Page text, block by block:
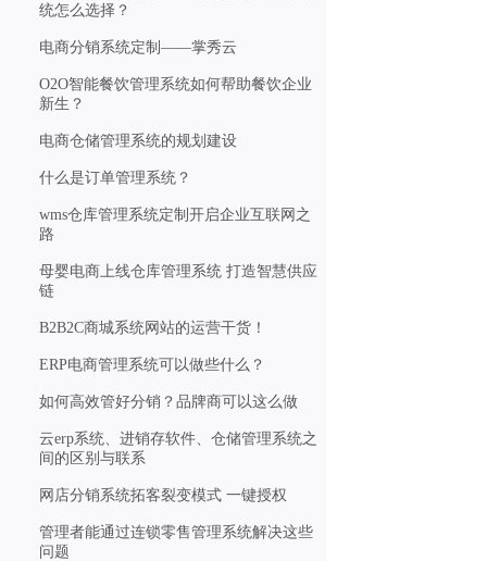
统怎么选择？
电商分销系统定制——掌秀云
O2O智能餐饮管理系统如何帮助餐饮企业
新生？
电商仓储管理系统的规划建设
什么是订单管理系统？
wms仓库管理系统定制开启企业互联网之
路
母婴电商上线仓库管理系统 打造智慧供应
链
B2B2C商城系统网站的运营干货！
ERP电商管理系统可以做些什么？
如何高效管好分销？品牌商可以这么做
云erp系统、进销存软件、仓储管理系统之
间的区别与联系
网店分销系统拓客裂变模式 一键授权
管理者能通过连锁零售管理系统解决这些
问题